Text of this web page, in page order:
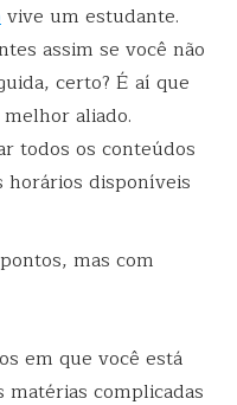
vive um estudante.
assim se você não
certo? É aí que
aliado.
todos os conteúdos
horários disponíveis
mas com
em que você está
complicadas